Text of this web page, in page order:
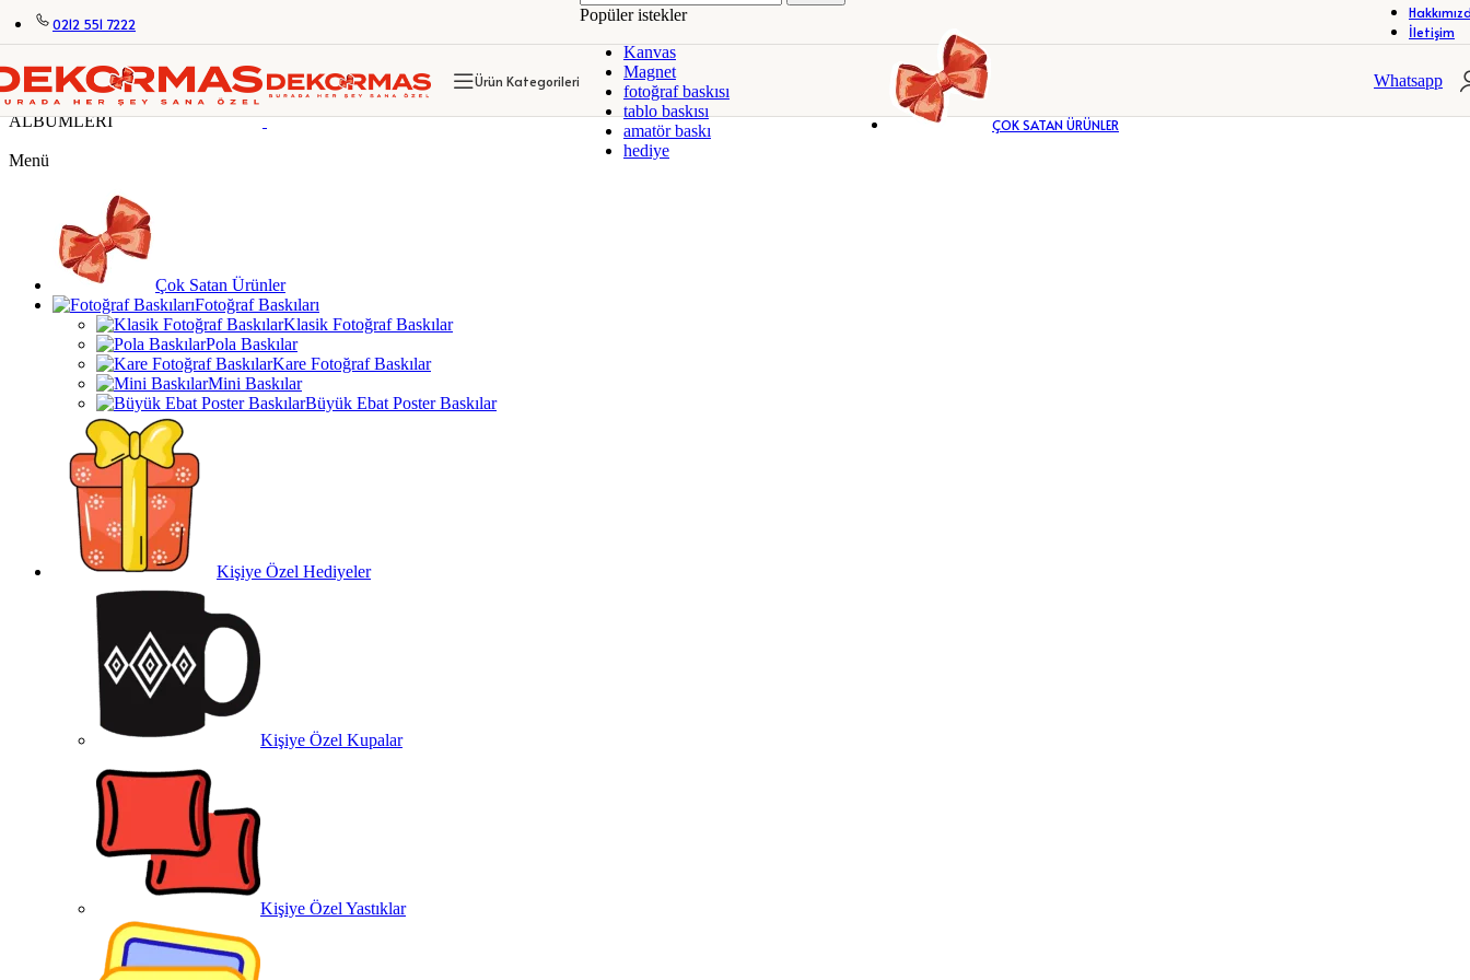
Skip to navigation
DEKORATİF KANVAS TABLOLAR KİŞİYE ÖZEL KUPA BARDAKLAR
ALBÜMLERİ
KİŞİYE ÖZEL HEDİYELER
KİŞİYE ÖZEL FOTOĞRAF BASKILARI DEKORATİF KANVAS TABLOLAR KİŞİYE ÖZEL KUPA BARDAKLAR
ALBÜMLERİ
Menü
Çok Satan Ürünler
Fotoğraf Baskıları
Klasik Fotoğraf Baskılar
Pola Baskılar
Kare Fotoğraf Baskılar
Mini Baskılar
Büyük Ebat Poster Baskılar
Kişiye Özel Hediyeler
Kişiye Özel Kupalar
Kişiye Özel Yastıklar
0212 551 7222
İletişim
Ürün Kategorileri
Popüler istekler
Kanvas
Magnet
fotoğraf baskısı
tablo baskısı
amatör baskı
hediye
ÇOK SATAN ÜRÜNLER
Whatsapp